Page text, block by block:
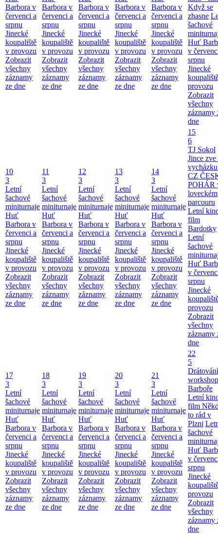
Barbora v
červenci a
srpnu
Jinecké
koupaliště
v provozu
Zobrazit
všechny
záznamy
ze dne
Barbora v
červenci a
srpnu
Jinecké
koupaliště
v provozu
Zobrazit
všechny
záznamy
ze dne
Barbora v
červenci a
srpnu
Jinecké
koupaliště
v provozu
Zobrazit
všechny
záznamy
ze dne
Barbora v
červenci a
srpnu
Jinecké
koupaliště
v provozu
Zobrazit
všechny
záznamy
ze dne
Barbora v
červenci a
srpnu
Jinecké
koupaliště
v provozu
Zobrazit
všechny
záznamy
ze dne
Když se
zhasne
šachové
Huť
v
srpnu
Jinecké
provozu
Zobrazit
všechny
záznamy
dne
10
3
Letní
šachové
miniturnaje
Huť
Barbora v
červenci a
srpnu
Jinecké
koupaliště
v provozu
Zobrazit
všechny
záznamy
ze dne
11
3
Letní
šachové
miniturnaje
Huť
Barbora v
červenci a
srpnu
Jinecké
koupaliště
v provozu
Zobrazit
všechny
záznamy
ze dne
12
3
Letní
šachové
miniturnaje
Huť
Barbora v
červenci a
srpnu
Jinecké
koupaliště
v provozu
Zobrazit
všechny
záznamy
ze dne
13
3
Letní
šachové
miniturnaje
Huť
Barbora v
červenci a
srpnu
Jinecké
koupaliště
v provozu
Zobrazit
všechny
záznamy
ze dne
14
3
Letní
šachové
miniturnaje
Huť
Barbora v
červenci a
srpnu
Jinecké
koupaliště
v provozu
Zobrazit
všechny
záznamy
ze dne
15
6
TJ Sokol
Jince zve
vycházku
CZ
POHÁR
loveckém
parcouru
Letní
film
Bardotky
Letní
šachové
Huť
v
srpnu
Jinecké
provozu
Zobrazit
všechny
záznamy
dne
17
3
Letní
šachové
miniturnaje
Huť
Barbora v
červenci a
srpnu
Jinecké
koupaliště
v provozu
Zobrazit
všechny
záznamy
ze dne
18
3
Letní
šachové
miniturnaje
Huť
Barbora v
červenci a
srpnu
Jinecké
koupaliště
v provozu
Zobrazit
všechny
záznamy
ze dne
19
3
Letní
šachové
miniturnaje
Huť
Barbora v
červenci a
srpnu
Jinecké
koupaliště
v provozu
Zobrazit
všechny
záznamy
ze dne
20
3
Letní
šachové
miniturnaje
Huť
Barbora v
červenci a
srpnu
Jinecké
koupaliště
v provozu
Zobrazit
všechny
záznamy
ze dne
21
3
Letní
šachové
miniturnaje
Huť
Barbora v
červenci a
srpnu
Jinecké
koupaliště
v provozu
Zobrazit
všechny
záznamy
ze dne
22
5
Barboře
Letní
film
to rád v
Plzni
šachové
Huť
v
srpnu
Jinecké
provozu
Zobrazit
všechny
záznamy
dne